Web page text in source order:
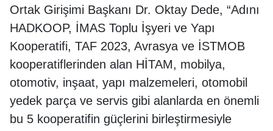
Ortak Girişimi Başkanı Dr. Oktay Dede, “Adını
HADKOOP, İMAS Toplu İşyeri ve Yapı
Kooperatifi, TAF 2023, Avrasya ve İSTMOB
kooperatiflerinden alan HİTAM, mobilya,
otomotiv, inşaat, yapı malzemeleri, otomobil
yedek parça ve servis gibi alanlarda en önemli
bu 5 kooperatifin güçlerini birleştirmesiyle